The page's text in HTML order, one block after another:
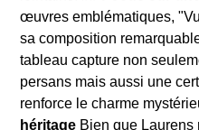
œuvres emblématiques,
sa composition
tableau capture non
persans mais aussi une
renforce le charme
héritage Bien que